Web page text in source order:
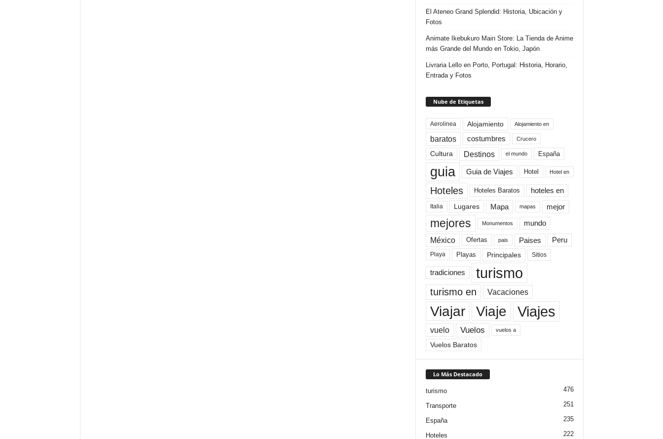
El Ateneo Grand Splendid: Historia, Ubicación y
Fotos
Animate Ikebukuro Main Store: La Tienda de Anime
más Grande del Mundo en Tokio, Japón
Livraria Lello en Porto, Portugal: Historia, Horario,
Entrada y Fotos
Nube de Etiquetas
Aerolinea Alojamiento Alojamiento en
baratos costumbres Crucero
Cultura Destinos el mundo España
guia Guia de Viajes Hotel Hotel en
Hoteles Hoteles Baratos hoteles en
Italia Lugares Mapa mapas mejor
mejores Monumentos mundo
México Ofertas pais Paises Peru
Playa Playas Principales Sitios
tradiciones turismo
turismo en Vacaciones
Viajar Viaje Viajes
vuelo Vuelos vuelos a
Vuelos Baratos
Lo Más Destacado
turismo 476
Transporte 251
España 235
Hoteles 222